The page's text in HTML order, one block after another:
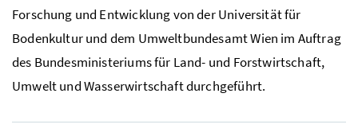
Forschung und Entwicklung von der Universität für
Bodenkultur und dem Umweltbundesamt Wien im Auftrag
des Bundesministeriums für Land- und Forstwirtschaft,
Umwelt und Wasserwirtschaft durchgeführt.